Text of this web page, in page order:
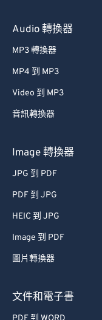
Audio 轉換器
MP3 轉換器
MP4 到 MP3
Video 到 MP3
音訊轉換器
Image 轉換器
JPG 到 PDF
PDF 到 JPG
HEIC 到 JPG
Image 到 PDF
圖片轉換器
文件和電子書